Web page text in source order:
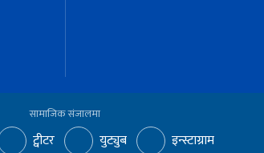
सामाजिक संजालमा
ट्वीटर युट्युब इन्स्टाग्राम